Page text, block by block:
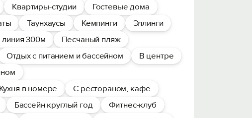
Квартиры-студии
Гостевые дома
Таунхаусы Кемпинги
Эллинги
300м
Песчаный пляж
Отдых с питанием и бассейном
В центре
Кухня в номере
С рестораном, кафе
Бассейн круглый год
Фитнес-клуб